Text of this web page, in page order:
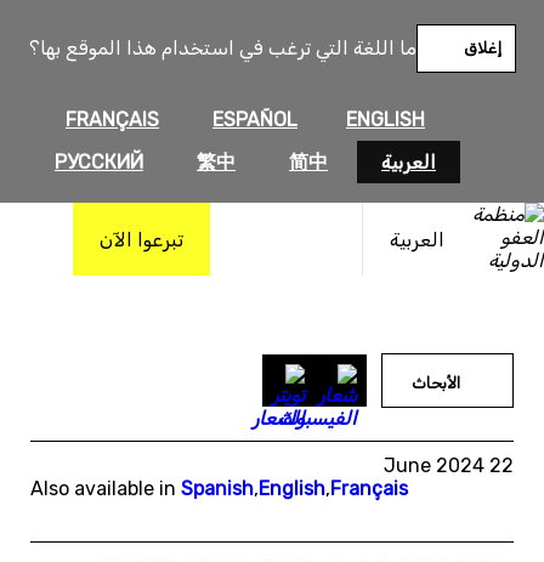
ما اللغة التي ترغب في استخدام هذا الموقع بها؟
ENGLISH
ESPAÑOL
FRANÇAIS
العربية
简中
繁中
РУССКИЙ
إغلاق
العربية تبرعوا الآن
المحتوى
الأبحاث
22 June 2024
Also available in Spanish,English,Français